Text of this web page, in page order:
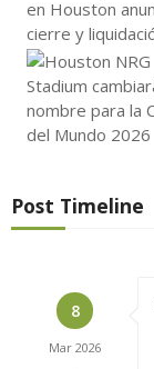
Post Timeline
8
Mar 2026